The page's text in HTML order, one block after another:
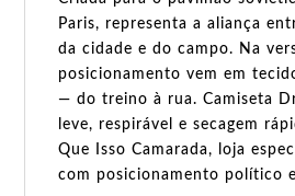
Paris, representa a aliança
da cidade e do campo. Na
posicionamento vem em
— do treino à rua. Camiseta
leve, respirável e secagem
Que Isso Camarada, loja
com posicionamento político